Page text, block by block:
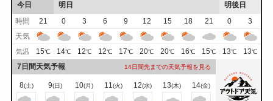
今日 明日
明後日
時間
21 0 3 6 9 12 15 18 21 0
3
天気
気温 15℃ 14℃ 12℃ 12℃ 17℃ 20℃ 20℃ 16℃ 15℃ 13℃ 13℃
7日間天気予報 14日間先までの天気予報を見る
8(土) 9(日) 10(月) 11(火) 12(水) 13(木) 14(金)